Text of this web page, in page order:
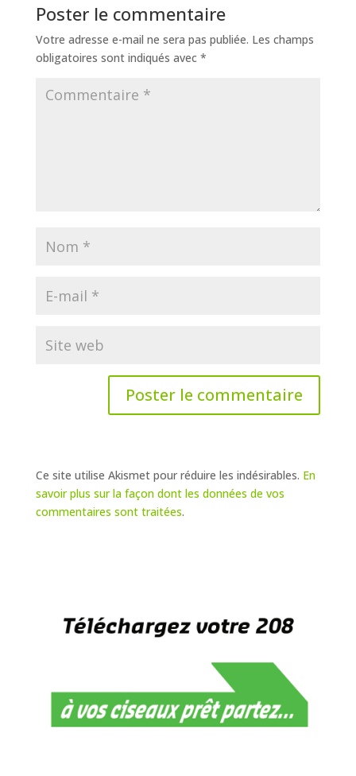
Poster le commentaire
Votre adresse e-mail ne sera pas publiée. Les champs
obligatoires sont indiqués avec *
Ce site utilise Akismet pour réduire les indésirables. En
savoir plus sur la façon dont les données de vos
commentaires sont traitées.